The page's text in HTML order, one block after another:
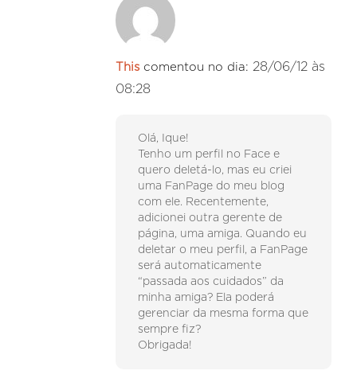
This comentou no dia: 28/06/12 às
08:28
Olá, Ique!
Tenho um perfil no Face e
quero deletá-lo, mas eu criei
uma FanPage do meu blog
com ele. Recentemente,
adicionei outra gerente de
página, uma amiga. Quando eu
deletar o meu perfil, a FanPage
será automaticamente
“passada aos cuidados” da
minha amiga? Ela poderá
gerenciar da mesma forma que
sempre fiz?
Obrigada!